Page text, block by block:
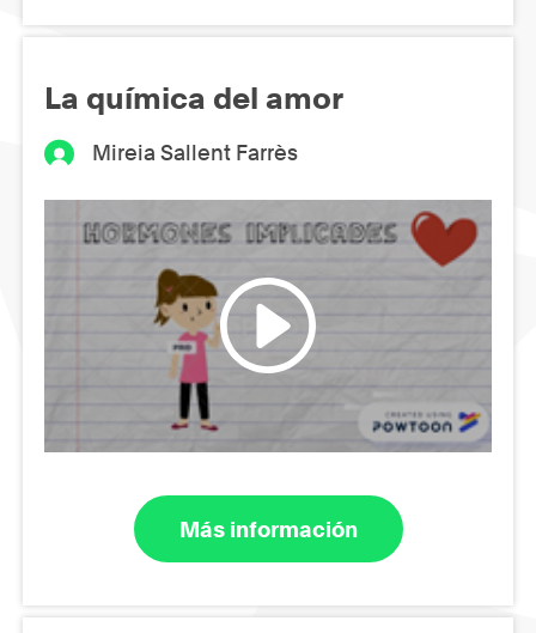
La química del amor
Mireia Sallent Farrès
Más información